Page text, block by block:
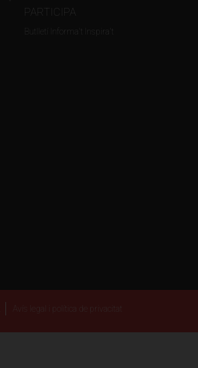
PARTICIPA
Butlletí Informa't Inspira't
Avís legal i política de privacitat